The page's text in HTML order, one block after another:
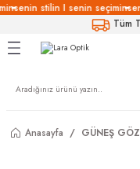
senin stilin I senin seçimin
Tüm
Anasayfa GÜNEŞ